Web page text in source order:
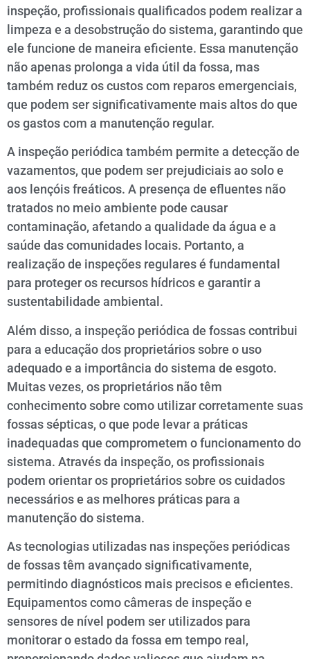
inspeção, profissionais qualificados podem realizar a
limpeza e a desobstrução do sistema, garantindo que
ele funcione de maneira eficiente. Essa manutenção
não apenas prolonga a vida útil da fossa, mas
também reduz os custos com reparos emergenciais,
que podem ser significativamente mais altos do que
os gastos com a manutenção regular.
A inspeção periódica também permite a detecção de
vazamentos, que podem ser prejudiciais ao solo e
aos lençóis freáticos. A presença de efluentes não
tratados no meio ambiente pode causar
contaminação, afetando a qualidade da água e a
saúde das comunidades locais. Portanto, a
realização de inspeções regulares é fundamental
para proteger os recursos hídricos e garantir a
sustentabilidade ambiental.
Além disso, a inspeção periódica de fossas contribui
para a educação dos proprietários sobre o uso
adequado e a importância do sistema de esgoto.
Muitas vezes, os proprietários não têm
conhecimento sobre como utilizar corretamente suas
fossas sépticas, o que pode levar a práticas
inadequadas que comprometem o funcionamento do
sistema. Através da inspeção, os profissionais
podem orientar os proprietários sobre os cuidados
necessários e as melhores práticas para a
manutenção do sistema.
As tecnologias utilizadas nas inspeções periódicas
de fossas têm avançado significativamente,
permitindo diagnósticos mais precisos e eficientes.
Equipamentos como câmeras de inspeção e
sensores de nível podem ser utilizados para
monitorar o estado da fossa em tempo real,